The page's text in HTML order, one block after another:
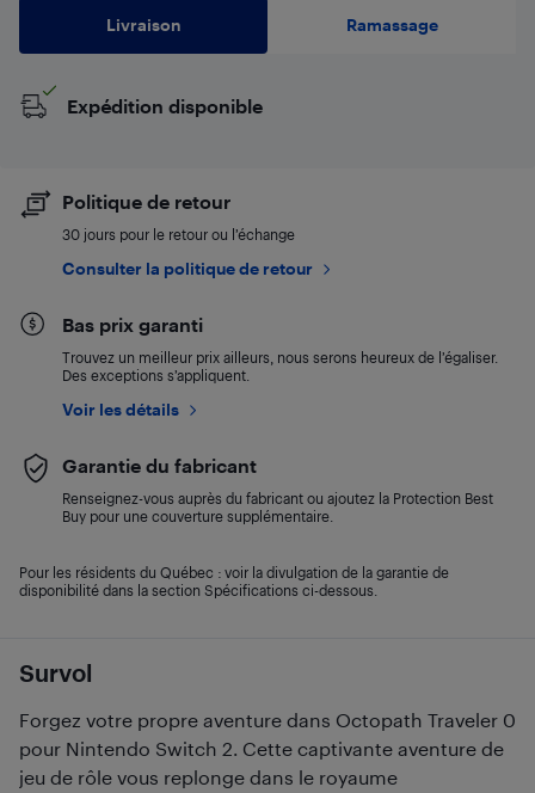
Survol
Forgez votre propre aventure dans Octopath Traveler 0
pour Nintendo Switch 2. Cette captivante aventure de
jeu de rôle vous replonge dans le royaume
Livraison Ramassage
Expédition disponible
Politique de retour
30 jours pour le retour ou l’échange
Consulter la politique de retour
Bas prix garanti
Trouvez un meilleur prix ailleurs, nous serons heureux de l’égaliser.
Des exceptions s’appliquent.
Voir les détails
Garantie du fabricant
Renseignez-vous auprès du fabricant ou ajoutez la Protection Best
Buy pour une couverture supplémentaire.
Pour les résidents du Québec : voir la divulgation de la garantie de
disponibilité dans la section Spécifications ci-dessous.